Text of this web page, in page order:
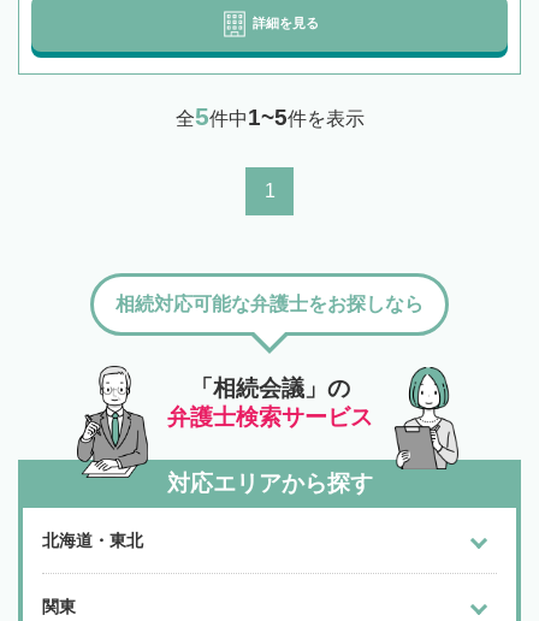
詳細を見る
全5件中1~5件を表示
1
「相続会議」の
弁護士検索サービス
相続対応可能な弁護士をお探しなら
対応エリアから探す
北海道・東北
関東